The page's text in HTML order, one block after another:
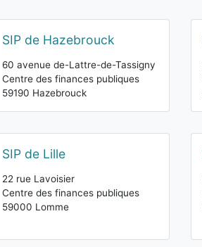
SIP de Hazebrouck
60 avenue de-Lattre-de-Tassigny
Centre des finances publiques
59190 Hazebrouck
SIP de Lille
22 rue Lavoisier
Centre des finances publiques
59000 Lomme